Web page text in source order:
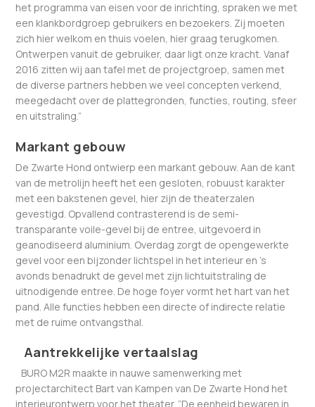
het programma van eisen voor de inrichting, spraken we met
een klankbordgroep gebruikers en bezoekers. Zij moeten
zich hier welkom en thuis voelen, hier graag terugkomen.
Ontwerpen vanuit de gebruiker, daar ligt onze kracht. Vanaf
2016 zitten wij aan tafel met de projectgroep, samen met
de diverse partners hebben we veel concepten verkend,
meegedacht over de plattegronden, functies, routing, sfeer
en uitstraling.”
Markant gebouw
De Zwarte Hond ontwierp een markant gebouw. Aan de kant
van de metrolijn heeft het een gesloten, robuust karakter
met een bakstenen gevel, hier zijn de theaterzalen
gevestigd. Opvallend contrasterend is de semi-
transparante voile-gevel bij de entree, uitgevoerd in
geanodiseerd aluminium. Overdag zorgt de opengewerkte
gevel voor een bijzonder lichtspel in het interieur en ’s
avonds benadrukt de gevel met zijn lichtuitstraling de
uitnodigende entree. De hoge foyer vormt het hart van het
pand. Alle functies hebben een directe of indirecte relatie
met de ruime ontvangsthal.
Aantrekkelijke vertaalslag
BURO M2R maakte in nauwe samenwerking met
projectarchitect Bart van Kampen van De Zwarte Hond het
interieurontwerp voor het theater. “De eenheid bewaren in